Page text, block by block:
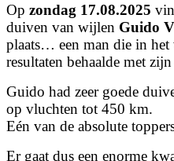
Op zondag 17.08.2025
duiven van wijlen Guido
plaats… een man die in het
resultaten behaalde met
Guido had zeer goede
op vluchten tot 450 km.
Eén van de absolute
Er gaat dus een enorme